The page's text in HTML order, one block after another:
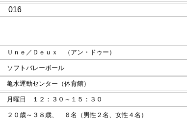
016
Ｕｎｅ／Ｄｅｕｘ （アン・ドゥー）
ソフトバレーボール
亀水運動センター（体育館）
月曜日 １２：３０～１５：３０
２０歳～３８歳、 ６名（男性２名、女性４名）